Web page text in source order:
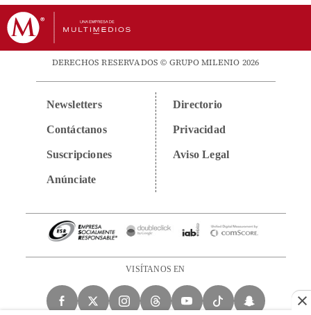
DERECHOS RESERVADOS © GRUPO MILENIO 2026
Newsletters
Contáctanos
Suscripciones
Anúnciate
Directorio
Privacidad
Aviso Legal
VISÍTANOS EN